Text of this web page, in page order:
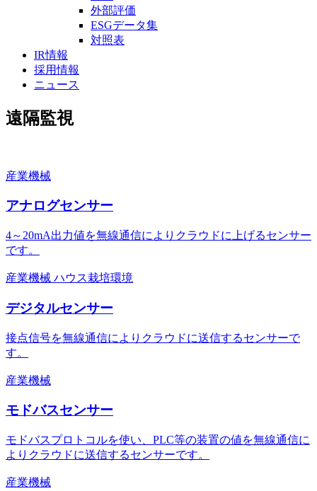
外部評価
ESGデータ集
対照表
IR情報
採用情報
ニュース
遠隔監視
産業機械
アナログセンサー
4～20mA出力値を無線通信によりクラウドに上げるセンサー
です。
産業機械 ハウス栽培環境
デジタルセンサー
接点信号を無線通信によりクラウドに送信するセンサーで
す。
産業機械
モドバスセンサー
モドバスプロトコルを使い、PLC等の装置の値を無線通信に
よりクラウドに送信するセンサーです。
産業機械